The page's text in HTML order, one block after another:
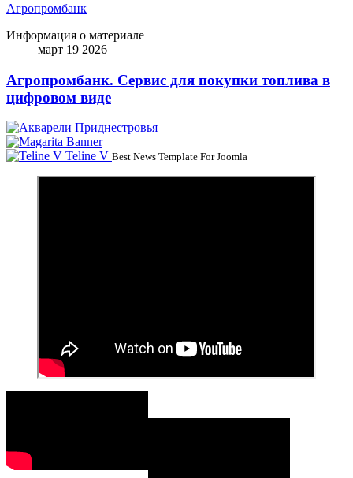
Агропромбанк
Информация о материале
март 19 2026
Агропромбанк. Сервис для покупки топлива в
цифровом виде
Teline V Best News Template For Joomla